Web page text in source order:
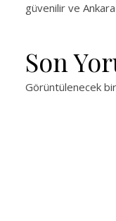
güvenilir ve
Son
Görüntülenecek